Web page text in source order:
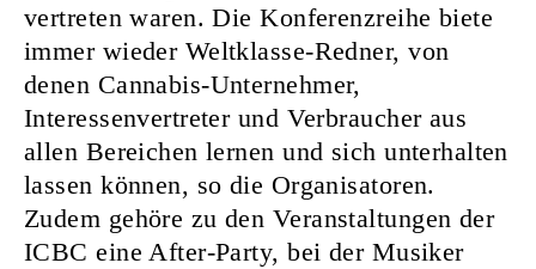
vertreten waren. Die Konferenzreihe biete
immer wieder Weltklasse-Redner, von
denen Cannabis-Unternehmer,
Interessenvertreter und Verbraucher aus
allen Bereichen lernen und sich unterhalten
lassen können, so die Organisatoren.
Zudem gehöre zu den Veranstaltungen der
ICBC eine After-Party, bei der Musiker